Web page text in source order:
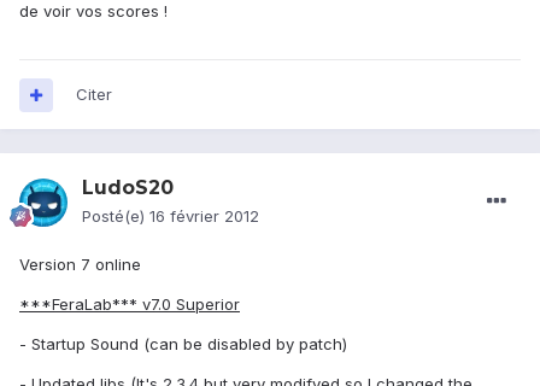
de voir vos scores !
Citer
LudoS20
Posté(e) 16 février 2012
Version 7 online
***FeraLab*** v7.0 Superior
- Startup Sound (can be disabled by patch)